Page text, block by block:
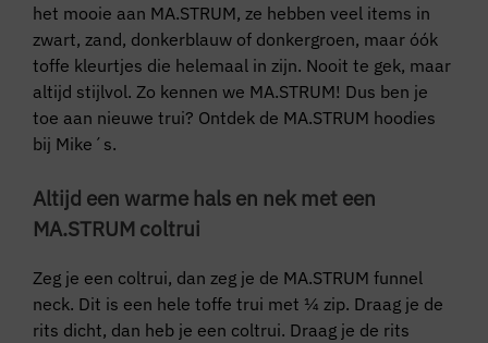
het mooie aan MA.STRUM, ze hebben veel items in
zwart, zand, donkerblauw of donkergroen, maar óók
toffe kleurtjes die helemaal in zijn. Nooit te gek, maar
altijd stijlvol. Zo kennen we MA.STRUM! Dus ben je
toe aan nieuwe trui? Ontdek de MA.STRUM hoodies
bij Mike´s.
Altijd een warme hals en nek met een
MA.STRUM coltrui
Zeg je een coltrui, dan zeg je de MA.STRUM funnel
neck. Dit is een hele toffe trui met ¼ zip. Draag je de
rits dicht, dan heb je een coltrui. Draag je de rits